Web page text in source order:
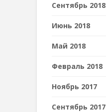
Сентябрь 2018
Июнь 2018
Май 2018
Февраль 2018
Ноябрь 2017
Сентябрь 2017